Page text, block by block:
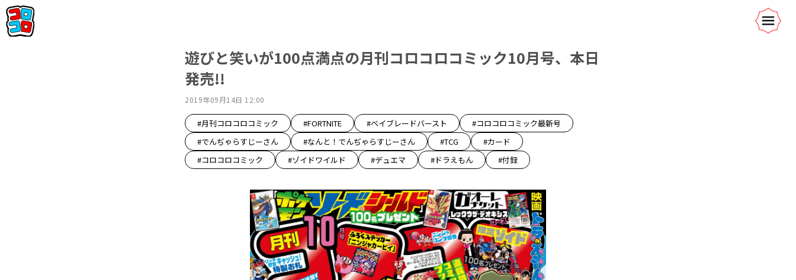
遊びと笑いが100点満点の月刊コロコロコミック10月号、本日
発売!!
2019年09月14日 12:00
#月刊コロコロコミック #FORTNITE #ベイブレードバースト
#コロコロコミック最新号
#でんぢゃらすじーさん
#なんと！でんぢゃらすじーさん #TCG
#カード
#コロコロコミック
#ゾイドワイルド #デュエマ #ドラえもん #付録